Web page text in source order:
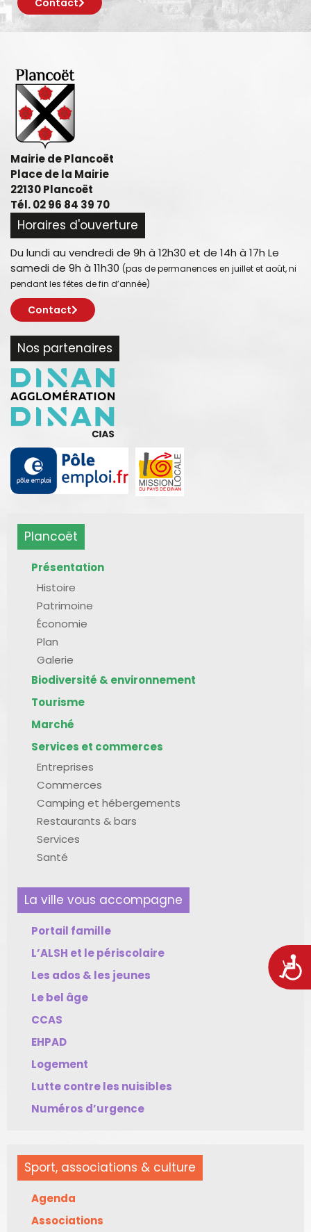
Mairie de Plancoët
Place de la Mairie
22130 Plancoët
Tél. 02 96 84 39 70
Horaires d'ouverture
Du lundi au vendredi de 9h à 12h30 et de 14h à 17h Le
samedi de 9h à 11h30 (pas de permanences en juillet et août, ni
pendant les fêtes de fin d’année)
Contact
Nos partenaires
Plancoët
Présentation
Histoire
Patrimoine
Économie
Plan
Galerie
Biodiversité & environnement
Tourisme
Marché
Services et commerces
Entreprises
Commerces
Camping et hébergements
Restaurants & bars
Services
Santé
La ville vous accompagne
Portail famille
L’ALSH et le périscolaire
Les ados & les jeunes
Le bel âge
CCAS
EHPAD
Logement
Lutte contre les nuisibles
Numéros d’urgence
Sport, associations & culture
Agenda
Associations